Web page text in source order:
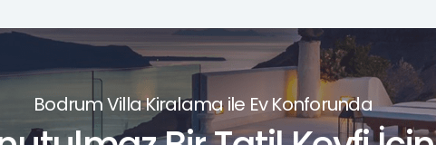
Bodrum Villa Kiralama ile Ev Konforunda